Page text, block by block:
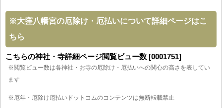
※大窪八幡宮の厄除け・厄払いについて詳細ページはこ
ちら
こちらの神社・寺詳細ページ閲覧ビュー数 [0001751]
※閲覧ビュー数は各神社・お寺の厄除け・厄払いへの関心の高さを表してい
ます
※厄年・厄除け厄払いドットコムのコンテンツは無断転載禁止